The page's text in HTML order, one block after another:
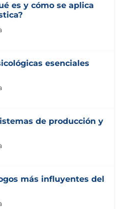
es y cómo se aplica
esenciales
de producción y
más influyentes del